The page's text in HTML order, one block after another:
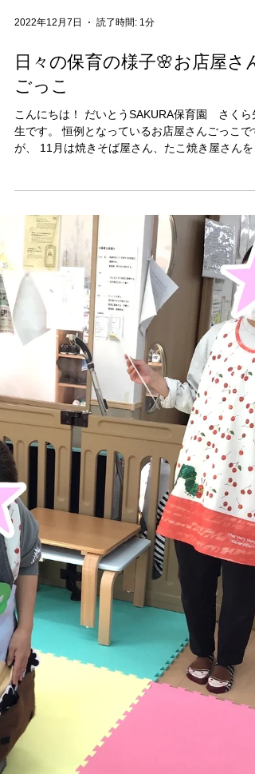
2022年12月7日
日々の保育の様子🌸お店屋さん
ごっこ
生です。 恒例となっているお店屋さんごっこで
りました！ 2つのテーブルに別れ、好きなように
こ焼き、焼きそばを作ります。 とっても美味し
うにできました😋...